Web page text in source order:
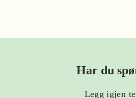
Har du
Legg igjen